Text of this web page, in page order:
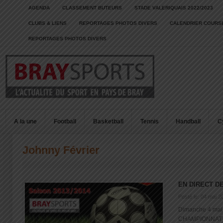
AGENDA CLASSEMENT BUTEURS STADE VALERIQUAIS 2022/2023
CLUBS & LIENS REPORTAGES PHOTOS DIVERS CALENDRIER
REPORTAGES PHOTOS DIVERS
A la une Football Basketball Tennis Handball
Johnny Février
EN DIRECT
Posté le: 04 mai
Dimanche 4